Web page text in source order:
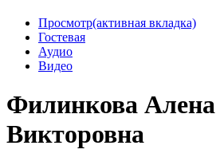
Просмотр(активная вкладка)
Гостевая
Аудио
Видео
Филинкова Алена
Викторовна